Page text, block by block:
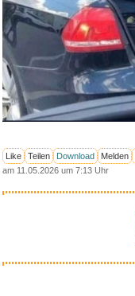
Like Teilen Download Melden
am 11.05.2026 um 7:13 Uhr